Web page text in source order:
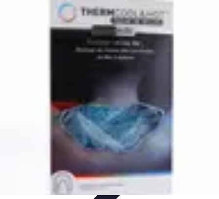
Astuces Anti Stress
Astuces NaturellesAstuces PratiquesMéditation et
Routines et HabitudesTechniques de Relaxation
Astuces Anti Stress